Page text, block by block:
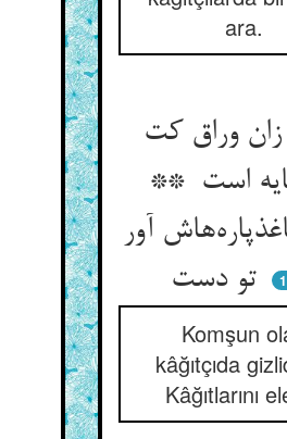
ara.
وراق کت
است **
آور
تو دست
Komşun
kâğıtçıda
Kâğıtlarını